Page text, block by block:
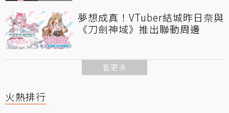
夢想成真！VTuber結城昨日奈與
《刀劍神域》推出聯動周邊
看更多
火熱排行